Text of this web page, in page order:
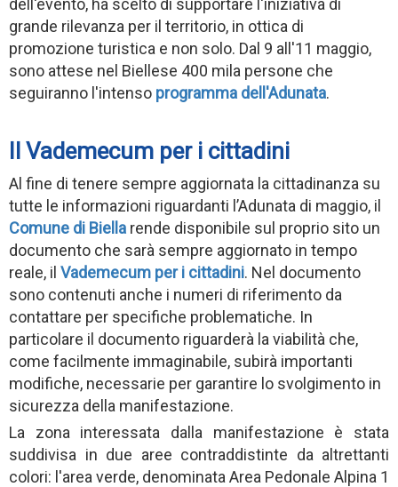
grande rilevanza per il territorio, in ottica di
promozione turistica e non solo. Dal 9 all'11 maggio,
sono attese nel Biellese 400 mila persone che
seguiranno l'intenso programma dell'Adunata.
Il Vademecum per i cittadini
Al fine di tenere sempre aggiornata la cittadinanza su
tutte le informazioni riguardanti l’Adunata di maggio, il
Comune di Biella rende disponibile sul proprio sito un
documento che sarà sempre aggiornato in tempo
reale, il Vademecum per i cittadini. Nel documento
sono contenuti anche i numeri di riferimento da
contattare per specifiche problematiche. In
particolare il documento riguarderà la viabilità che,
come facilmente immaginabile, subirà importanti
modifiche, necessarie per garantire lo svolgimento in
sicurezza della manifestazione.
La zona interessata dalla manifestazione è stata
suddivisa in due aree contraddistinte da altrettanti
colori: l'area verde, denominata Area Pedonale Alpina 1